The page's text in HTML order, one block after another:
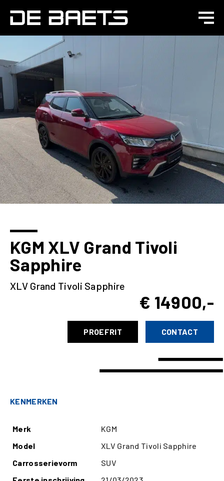
KGM XLV Grand Tivoli
Sapphire
XLV Grand Tivoli Sapphire
€ 14900,-
PROEFRIT CONTACT
KENMERKEN
Merk
KGM
Model
XLV Grand Tivoli Sapphire
Carrosserievorm
SUV